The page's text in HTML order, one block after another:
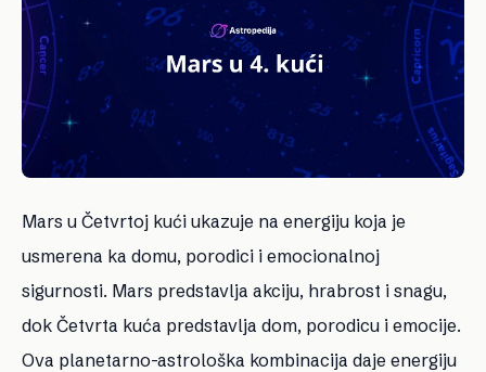
Mars u Četvrtoj kući ukazuje na energiju koja je
usmerena ka domu, porodici i emocionalnoj
sigurnosti. Mars predstavlja akciju, hrabrost i snagu,
dok Četvrta kuća predstavlja dom, porodicu i emocije.
Ova planetarno-astrološka kombinacija daje energiju